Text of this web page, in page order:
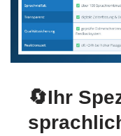
🔄Ihr